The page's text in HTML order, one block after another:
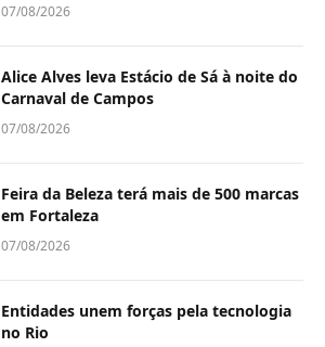
07/08/2026
Alice Alves leva Estácio de Sá à noite do
Carnaval de Campos
07/08/2026
Feira da Beleza terá mais de 500 marcas
em Fortaleza
07/08/2026
Entidades unem forças pela tecnologia
no Rio